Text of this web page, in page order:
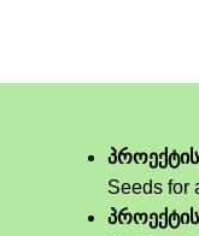
Seeds for